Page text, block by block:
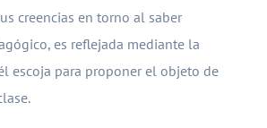
creencias en torno al saber
es reflejada mediante la
escoja para proponer el objeto de